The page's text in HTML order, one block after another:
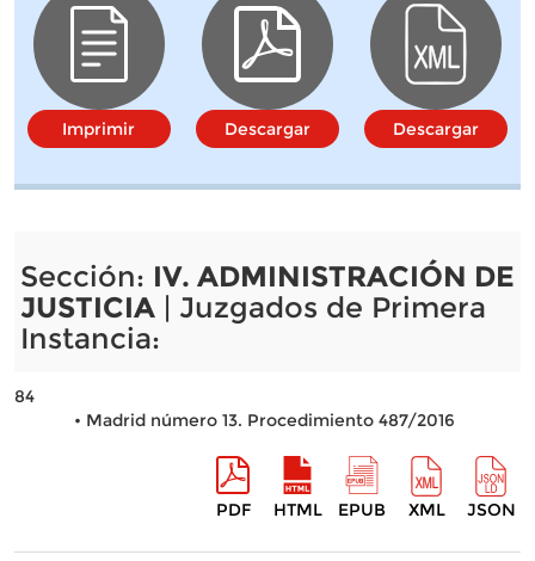
Imprimir Descargar Descargar
Sección: IV. ADMINISTRACIÓN DE
JUSTICIA| Juzgados de Primera
Instancia:
84
• Madrid número 13. Procedimiento 487/2016
PDF HTML EPUB XML JSON